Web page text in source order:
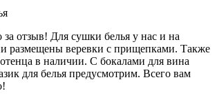
за отзыв! Для сушки белья у нас и на
размещены веревки с прищепками. Также
в наличии. С бокалами для вина
для белья предусмотрим. Всего вам